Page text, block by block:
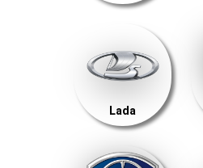
Lada